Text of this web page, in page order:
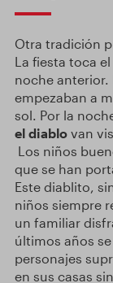
Otra tradición
La fiesta toca
noche anterior.
empezaban a
sol. Por la
el diablo van
Los niños
que se han
Este diablito,
niños siempre
un familiar
últimos años
personajes
en sus casas